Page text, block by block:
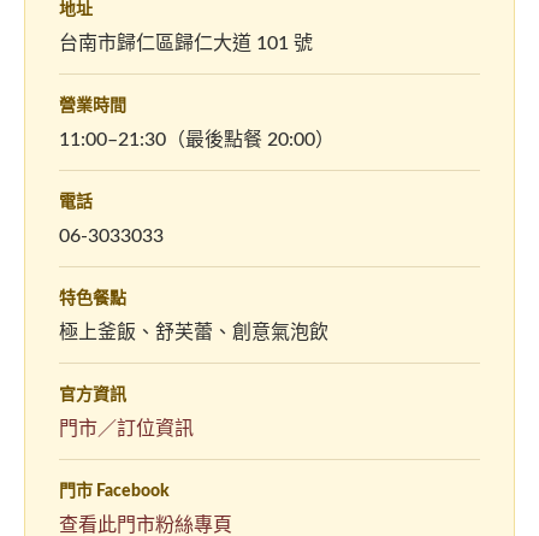
地址
台南市歸仁區歸仁大道 101 號
營業時間
11:00–21:30（最後點餐 20:00）
電話
06-3033033
特色餐點
極上釜飯、舒芙蕾、創意氣泡飲
官方資訊
門市／訂位資訊
門市 Facebook
查看此門市粉絲專頁